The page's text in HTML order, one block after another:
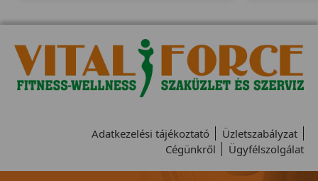
Adatkezelési tájékoztató
Üzletszabályzat
Cégünkről
Ügyfélszolgálat